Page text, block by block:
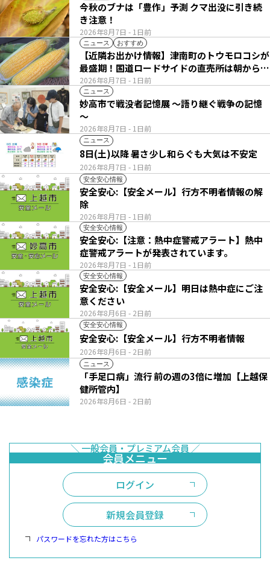
2026年8月7日 - 1日前
今秋のブナは「豊作」予測 クマ出没に引き続
き注意！
ニュース おすすめ
2026年8月7日 - 1日前
【近隣お出かけ情報】津南町のトウモロコシが
最盛期！国道ロードサイドの直売所は朝から長
い列
ニュース
2026年8月7日 - 1日前
妙高市で戦没者記憶展 ～語り継ぐ戦争の記憶
～
ニュース
2026年8月7日 - 1日前
8日(土)以降 暑さ少し和らぐも大気は不安定
安全安心情報
2026年8月7日 - 1日前
安全安心:【安全メール】行方不明者情報の解
除
安全安心情報
2026年8月7日 - 1日前
安全安心:【注意：熱中症警戒アラート】熱中
症警戒アラートが発表されています。
安全安心情報
2026年8月6日 - 2日前
安全安心:【安全メール】明日は熱中症にご注
意ください
安全安心情報
2026年8月6日 - 2日前
安全安心:【安全メール】行方不明者情報
ニュース
2026年8月6日 - 2日前
「手足口病」流行 前の週の3倍に増加【上越保
健所管内】
ログイン
新規会員登録
パスワードを忘れた方はこちら